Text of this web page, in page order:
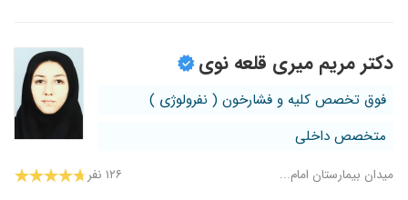
دکتر مریم میری قلعه نوی
فوق تخصص کلیه و فشارخون ( نفرولوژی )
متخصص داخلی
میدان بیمارستان امام... ۱۲۶ نفر